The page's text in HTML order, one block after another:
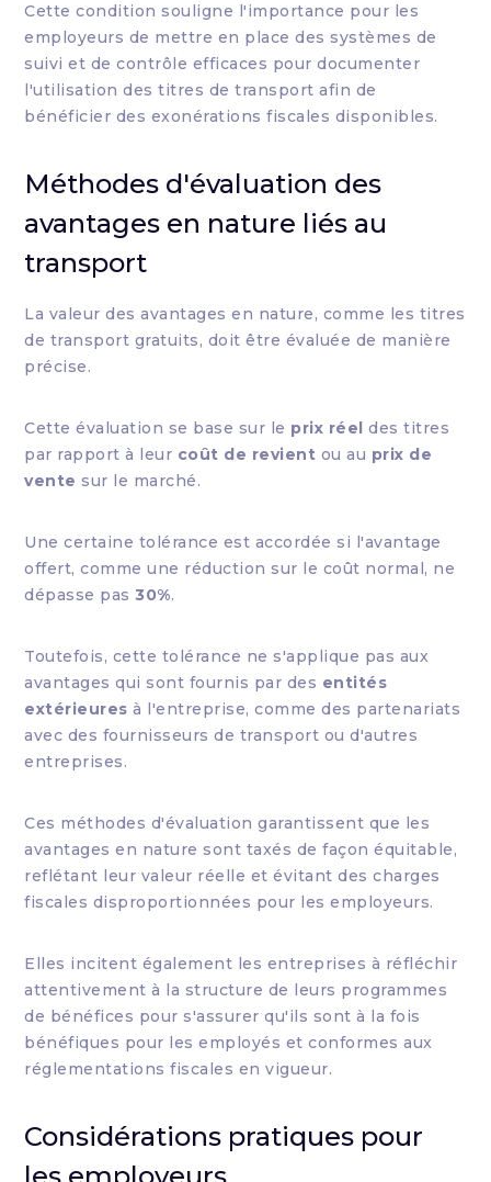
Cette condition souligne l'importance pour les
employeurs de mettre en place des systèmes de
suivi et de contrôle efficaces pour documenter
l'utilisation des titres de transport afin de
bénéficier des exonérations fiscales disponibles.
Méthodes d'évaluation des
avantages en nature liés au
transport
La valeur des avantages en nature, comme les titres
de transport gratuits, doit être évaluée de manière
précise.
Cette évaluation se base sur le prix réel des titres
par rapport à leur coût de revient ou au prix de
vente sur le marché.
Une certaine tolérance est accordée si l'avantage
offert, comme une réduction sur le coût normal, ne
dépasse pas30%.
Toutefois, cette tolérance ne s'applique pas aux
avantages qui sont fournis par des entités
extérieures à l'entreprise, comme des partenariats
avec des fournisseurs de transport ou d'autres
entreprises.
Ces méthodes d'évaluation garantissent que les
avantages en nature sont taxés de façon équitable,
reflétant leur valeur réelle et évitant des charges
fiscales disproportionnées pour les employeurs.
Elles incitent également les entreprises à réfléchir
attentivement à la structure de leurs programmes
de bénéfices pour s'assurer qu'ils sont à la fois
bénéfiques pour les employés et conformes aux
réglementations fiscales en vigueur.
Considérations pratiques pour